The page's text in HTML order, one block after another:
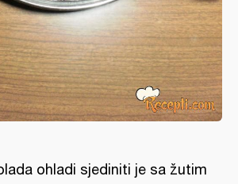
ohladi sjediniti je sa žutim